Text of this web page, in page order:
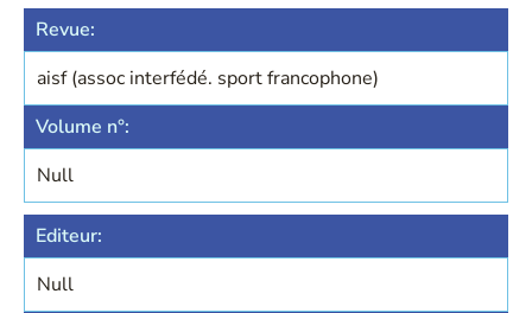
Revue:
aisf (assoc interfédé. sport francophone)
Volume n°:
Null
Editeur:
Null